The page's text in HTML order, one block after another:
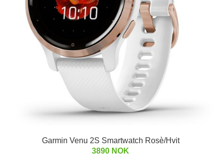
Garmin Venu 2S Smartwatch Rosè/Hvit
3890 NOK